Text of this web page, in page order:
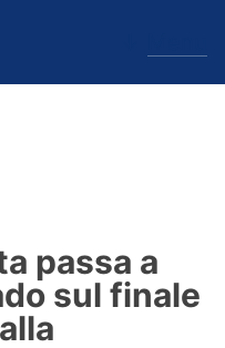
passa a
sul finale